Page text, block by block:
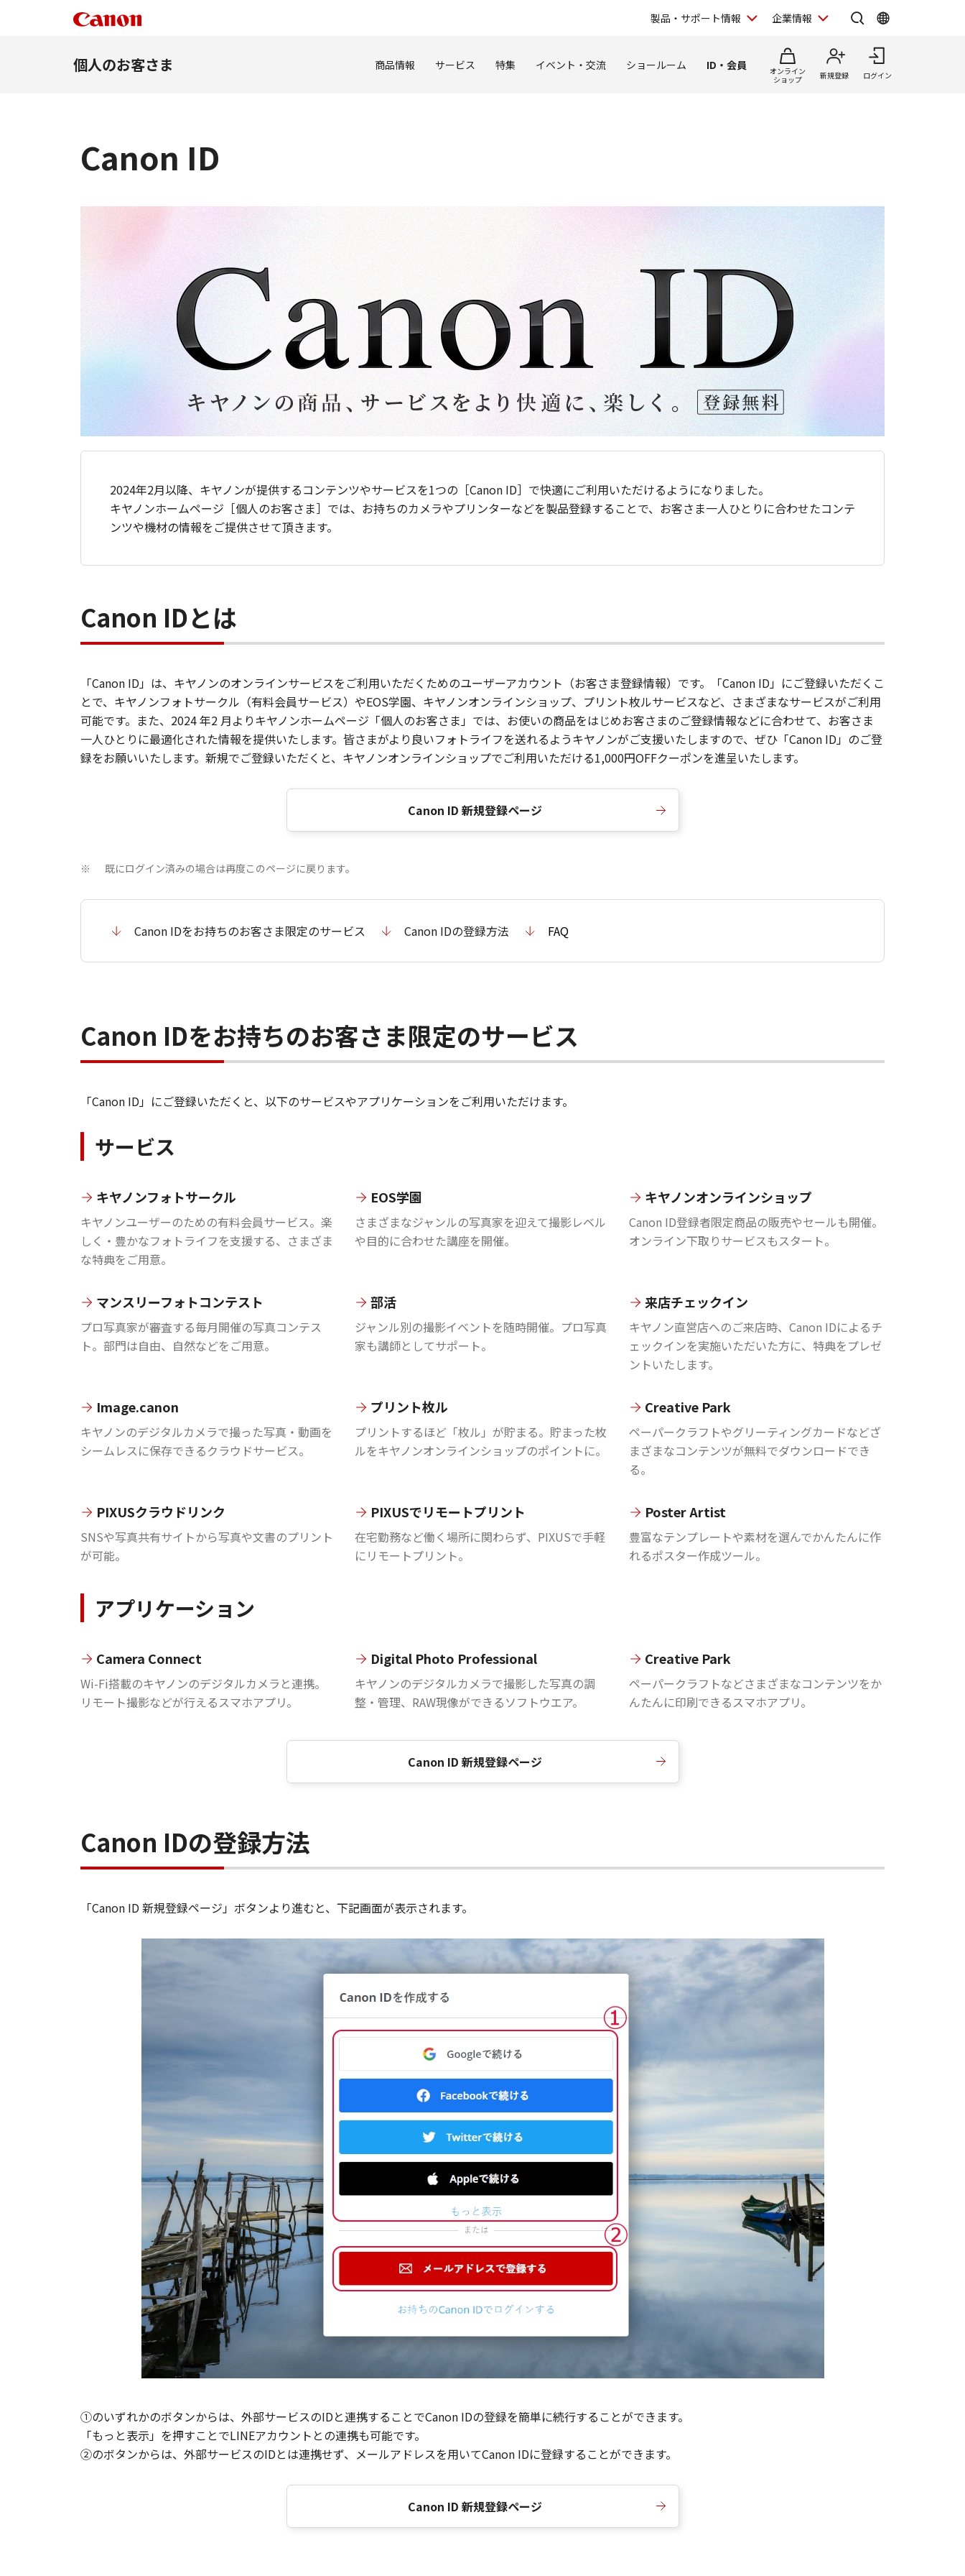
製品・サポート情報 企業情報
個人のお客さま 商品情報 サービス 特集 イベント・交流 ショールーム ID・会員
オンライン
ショップ
新規登録 ログイン
Canon ID
2024年2月以降、キヤノンが提供するコンテンツやサービスを1つの［Canon ID］で快適にご利用いただけるようになりました。
キヤノンホームページ［個人のお客さま］では、お持ちのカメラやプリンターなどを製品登録することで、お客さま一人ひとりに合わせたコンテ
ンツや機材の情報をご提供させて頂きます。
Canon IDとは
「Canon ID」は、キヤノンのオンラインサービスをご利用いただくためのユーザーアカウント（お客さま登録情報）です。「Canon ID」にご登録いただくこ
とで、キヤノンフォトサークル（有料会員サービス）やEOS学園、キヤノンオンラインショップ、プリント枚ルサービスなど、さまざまなサービスがご利用
可能です。また、2024 年2 月よりキヤノンホームページ「個人のお客さま」では、お使いの商品をはじめお客さまのご登録情報などに合わせて、お客さま
一人ひとりに最適化された情報を提供いたします。皆さまがより良いフォトライフを送れるようキヤノンがご支援いたしますので、ぜひ「Canon ID」のご登
録をお願いいたします。新規でご登録いただくと、キヤノンオンラインショップでご利用いただける1,000円OFFクーポンを進呈いたします。
Canon ID 新規登録ページ
※ 既にログイン済みの場合は再度このページに戻ります。
Canon IDをお持ちのお客さま限定のサービス Canon IDの登録方法 FAQ
Canon IDをお持ちのお客さま限定のサービス
「Canon ID」にご登録いただくと、以下のサービスやアプリケーションをご利用いただけます。
サービス
キヤノンフォトサークル
キヤノンユーザーのための有料会員サービス。楽
しく・豊かなフォトライフを支援する、さまざま
な特典をご用意。
EOS学園
さまざまなジャンルの写真家を迎えて撮影レベル
や目的に合わせた講座を開催。
キヤノンオンラインショップ
Canon ID登録者限定商品の販売やセールも開催。
オンライン下取りサービスもスタート。
マンスリーフォトコンテスト
プロ写真家が審査する毎月開催の写真コンテス
ト。部門は自由、自然などをご用意。
部活
ジャンル別の撮影イベントを随時開催。プロ写真
家も講師としてサポート。
来店チェックイン
キヤノン直営店へのご来店時、Canon IDによるチ
ェックインを実施いただいた方に、特典をプレゼ
ントいたします。
Image.canon
キヤノンのデジタルカメラで撮った写真・動画を
シームレスに保存できるクラウドサービス。
プリント枚ル
プリントするほど「枚ル」が貯まる。貯まった枚
ルをキヤノンオンラインショップのポイントに。
Creative Park
ペーパークラフトやグリーティングカードなどざ
まざまなコンテンツが無料でダウンロードでき
る。
PIXUSクラウドリンク
SNSや写真共有サイトから写真や文書のプリント
が可能。
PIXUSでリモートプリント
在宅勤務など働く場所に関わらず、PIXUSで手軽
にリモートプリント。
Poster Artist
豊富なテンプレートや素材を選んでかんたんに作
れるポスター作成ツール。
アプリケーション
Camera Connect
Wi-Fi搭載のキヤノンのデジタルカメラと連携。
リモート撮影などが行えるスマホアプリ。
Digital Photo Professional
キヤノンのデジタルカメラで撮影した写真の調
整・管理、RAW現像ができるソフトウエア。
Creative Park
ペーパークラフトなどさまざまなコンテンツをか
んたんに印刷できるスマホアプリ。
Canon ID 新規登録ページ
Canon IDの登録方法
「Canon ID 新規登録ページ」ボタンより進むと、下記画面が表示されます。
①のいずれかのボタンからは、外部サービスのIDと連携することでCanon IDの登録を簡単に続行することができます。
「もっと表示」を押すことでLINEアカウントとの連携も可能です。
②のボタンからは、外部サービスのIDとは連携せず、メールアドレスを用いてCanon IDに登録することができます。
Canon ID 新規登録ページ